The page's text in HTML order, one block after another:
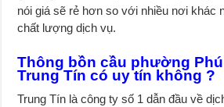
nói giá sẽ rẻ hơn so với nhiều nơi khác
chất lượng dịch vụ.
Thông bồn cầu phường
Trung Tín có uy tín không ?
Trung Tín là công ty số 1 dẫn đầu về